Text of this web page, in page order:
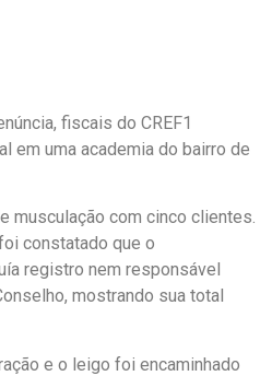
fiscais do CREF1
em uma academia do bairro de
musculação com cinco clientes.
constatado que o
registro nem responsável
mostrando sua total
e o leigo foi encaminhado